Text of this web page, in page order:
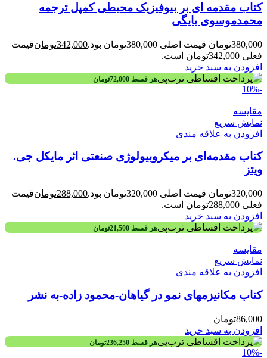
کتاب مقدمه‌ ای بر بیوفیزیک محیطی کمپل ترجمه
محمدموسوی بایگی
380,000تومان قیمت اصلی 380,000تومان بود. 342,000تومانقیمت
فعلی 342,000تومان است.
افزودن به سبد خرید
هر قسط 72,000تومان
-10%
مقايسه
نمایش سریع
افزودن به علاقه مندی
کتاب مقدمه‌ای بر میکروبیولوژی صنعتی اثر م‍ای‍ک‍ل‌ ج‍ی‌.
وی‍ت‍ز
320,000تومان قیمت اصلی 320,000تومان بود. 288,000تومانقیمت
فعلی 288,000تومان است.
افزودن به سبد خرید
هر قسط 21,500تومان
مقايسه
نمایش سریع
افزودن به علاقه مندی
کتاب مکانیزمهای نمو در گیاهان-محمود زاده-به نشر
86,000تومان
افزودن به سبد خرید
هر قسط 236,250تومان
-10%